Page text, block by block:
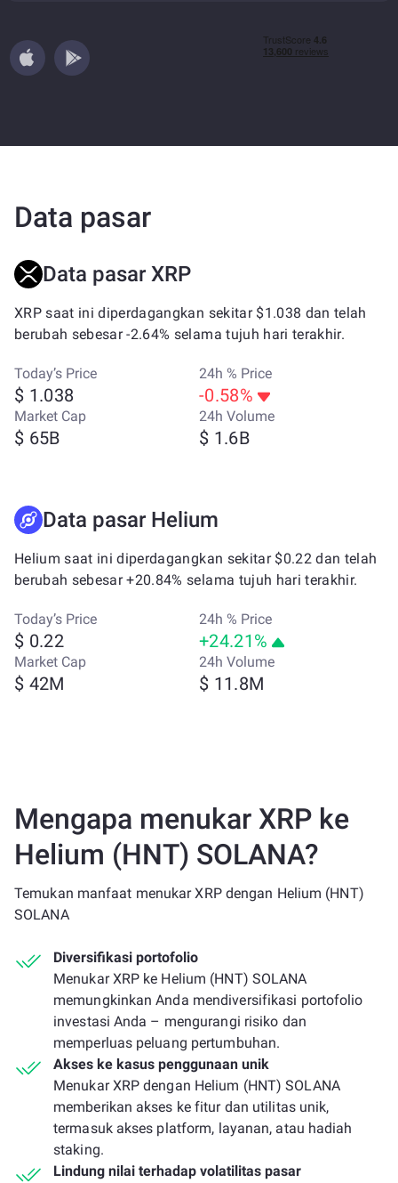
Data pasar
Data pasar XRP
XRP saat ini diperdagangkan sekitar $1.038 dan telah
berubah sebesar -2.64% selama tujuh hari terakhir.
Today’s Price
$ 1.038
24h % Price
-0.58%
Market Cap
$ 65B
24h Volume
$ 1.6B
Data pasar Helium
Helium saat ini diperdagangkan sekitar $0.22 dan telah
berubah sebesar +20.84% selama tujuh hari terakhir.
Today’s Price
$ 0.22
24h % Price
+24.21%
Market Cap
$ 42M
24h Volume
$ 11.8M
Mengapa menukar XRP ke
Helium (HNT) SOLANA?
Temukan manfaat menukar XRP dengan Helium (HNT)
SOLANA
Diversifikasi portofolio
Menukar XRP ke Helium (HNT) SOLANA
memungkinkan Anda mendiversifikasi portofolio
investasi Anda – mengurangi risiko dan
memperluas peluang pertumbuhan.
Akses ke kasus penggunaan unik
Menukar XRP dengan Helium (HNT) SOLANA
memberikan akses ke fitur dan utilitas unik,
termasuk akses platform, layanan, atau hadiah
staking.
Lindung nilai terhadap volatilitas pasar